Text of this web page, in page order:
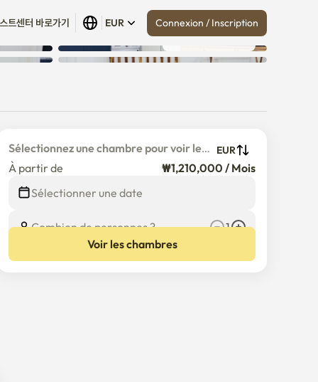
트센터 바로가기 EUR Connexion / Inscription
Tout afficher (8)
Sélectionnez une chambre pour voir le
prix détaillé
EUR
À partir de
₩1,210,000 / Mois
Sélectionner une date
Combien de personnes ?
1
Voir les chambres